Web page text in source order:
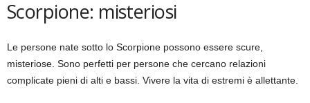
Scorpione: misteriosi
Le persone nate sotto lo Scorpione possono essere scure,
misteriose. Sono perfetti per persone che cercano relazioni
complicate pieni di alti e bassi. Vivere la vita di estremi è allettante.